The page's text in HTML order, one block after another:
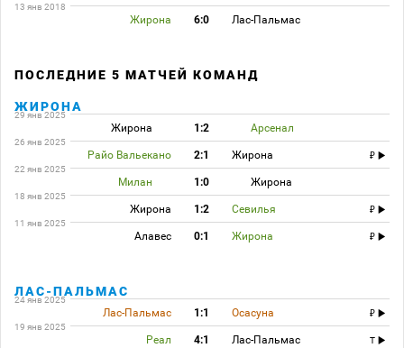
13 янв 2018
Жирона 6:0 Лас-Пальмас
ПОСЛЕДНИЕ 5 МАТЧЕЙ КОМАНД
ЖИРОНА
29 янв 2025
Жирона 1:2 Арсенал
26 янв 2025
Райо Вальекано 2:1 Жирона
22 янв 2025
Милан 1:0 Жирона
18 янв 2025
Жирона 1:2 Севилья
11 янв 2025
Алавес 0:1 Жирона
ЛАС-ПАЛЬМАС
24 янв 2025
Лас-Пальмас 1:1 Осасуна
19 янв 2025
Реал 4:1 Лас-Пальмас
T